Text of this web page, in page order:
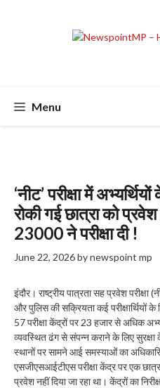
Menu
‘नीट’ परीक्षा में
रोकी गई छात्रा को
23000 ने परीक्षा दी !
June 22, 2026bynewspoint mp
इंदौर। राष्ट्रीय पात्रता सह प्रवेश परीक्षा
और पुलिस की सक्रियता कई परीक्षार्थियों
57 परीक्षा केंद्रों पर 23 हजार से अधिक
व्यवस्थित ढंग से संपन्न कराने के लिए
स्थानों पर सामने आई समस्याओं का
एसजीएसआईटीएस परीक्षा केंद्र पर एक
प्रवेश नहीं दिया जा रहा था। केंद्रों का